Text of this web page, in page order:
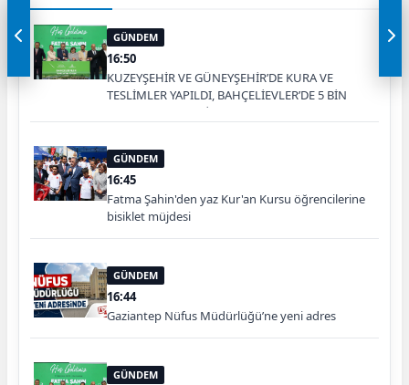
GÜNDEM
16:50
KUZEYŞEHİR VE GÜNEYŞEHİR’DE KURA VE
TESLİMLER YAPILDI, BAHÇELİEVLER’DE 5 BİN
KONUTUN TEMELİ ATILDI
GÜNDEM
16:45
Fatma Şahin'den yaz Kur'an Kursu öğrencilerine
bisiklet müjdesi
GÜNDEM
16:44
Gaziantep Nüfus Müdürlüğü’ne yeni adres
GÜNDEM